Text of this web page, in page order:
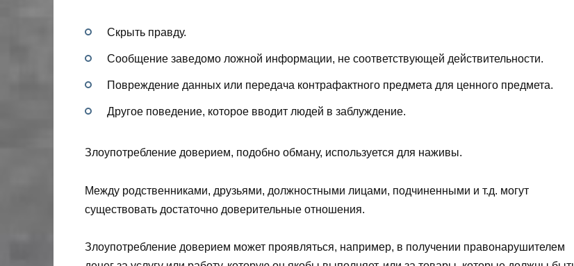
Скрыть правду.
Сообщение заведомо ложной информации, не соответствующей действительности.
Повреждение данных или передача контрафактного предмета для ценного предмета.
Другое поведение, которое вводит людей в заблуждение.
Злоупотребление доверием, подобно обману, используется для наживы.
Между родственниками, друзьями, должностными лицами, подчиненными и т.д. могут
существовать достаточно доверительные отношения.
Злоупотребление доверием может проявляться, например, в получении правонарушителем